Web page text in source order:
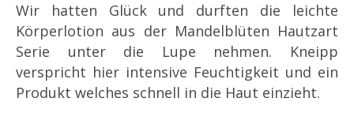
Wir hatten Glück und durften die leichte
Körperlotion aus der Mandelblüten Hautzart
Serie unter die Lupe nehmen. Kneipp
verspricht hier intensive Feuchtigkeit und ein
Produkt welches schnell in die Haut einzieht.